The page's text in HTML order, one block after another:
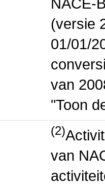
NACE-
(versie
01/01/
van
"Toon
(2)
van